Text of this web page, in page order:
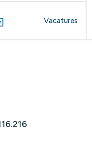
Vacatures